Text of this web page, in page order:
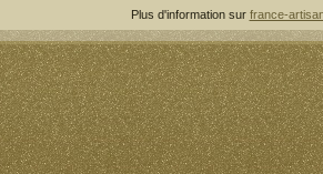
Plus d'information sur france-